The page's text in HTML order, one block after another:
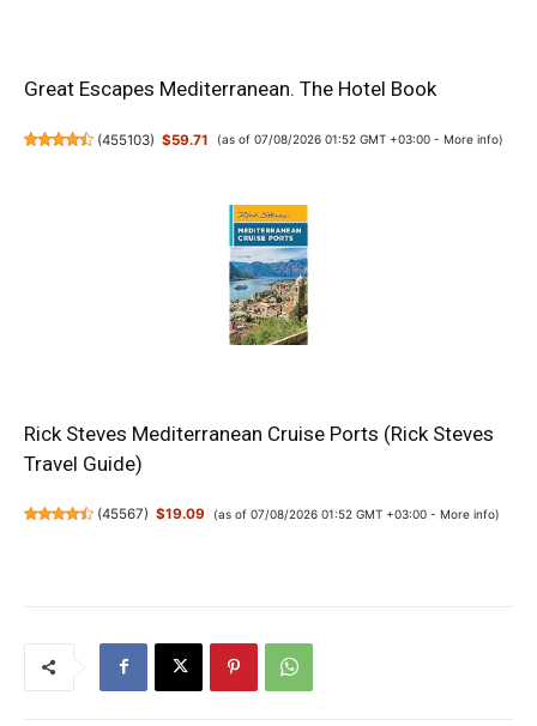
Great Escapes Mediterranean. The Hotel Book
(455103) $59.71 (as of 07/08/2026 01:52 GMT +03:00 - More info)
Rick Steves Mediterranean Cruise Ports (Rick Steves
Travel Guide)
(45567) $19.09 (as of 07/08/2026 01:52 GMT +03:00 - More info)